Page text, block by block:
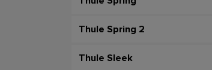
Thule Spring 2
Thule Sleek